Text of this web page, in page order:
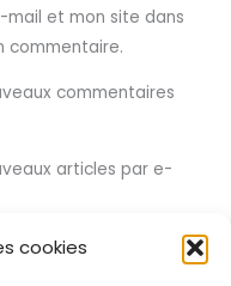
cookies
mail et mon site dans
commentaire.
commentaires
articles par e-